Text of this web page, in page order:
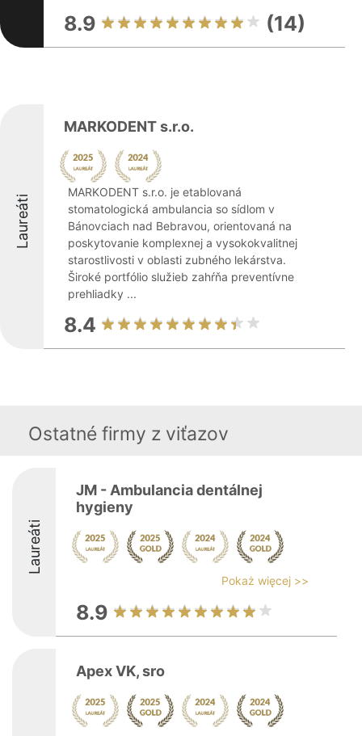
8.9 (14)
Laureáti
MARKODENT s.r.o.
MARKODENT s.r.o. je etablovaná
stomatologická ambulancia so sídlom v
Bánovciach nad Bebravou, orientovaná na
poskytovanie komplexnej a vysokokvalitnej
starostlivosti v oblasti zubného lekárstva.
Široké portfólio služieb zahŕňa preventívne
prehliadky ...
8.4
Ostatné firmy z viťazov
Laureáti
JM - Ambulancia dentálnej
hygieny
Pokaż więcej >>
8.9
Apex VK, sro